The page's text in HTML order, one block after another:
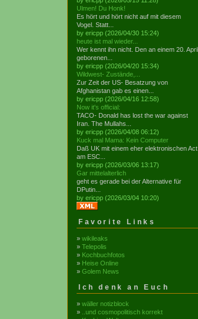
Ulmen! Du Honk!
Es hört und hört nicht auf mit diesem
Vogel. Statt...
by ericpp (2026/04/30 15:24)
heute ist mal wieder...
Wer kennt ihn nicht. Den an einem 20. April
geborenen...
by ericpp (2026/04/20 15:34)
Wildwest- Zustände,...
Zur Zeit der US- Besatzung von
Afghanistan gab es einen...
by ericpp (2026/04/16 12:58)
Now it's official:
TACO- Donald has lost the war against
Iran. The Mullahs...
by ericpp (2026/04/08 06:12)
Kuck mal Mama: Kein Computer
Daß UK mit einem eher elektronischen Act
am ESC...
by ericpp (2026/03/06 13:17)
Gar mittelalterlich
geht es gerade bei der Alternative für
DPutin...
by ericpp (2026/03/04 10:20)
Favorite Links
» wikileaks
» Telepolis
» Kochbuchfotos
» Heise Online
» Golem News
Ich denk an Euch
» wäller notizblock
»
..und cosmopolitisch korrekt